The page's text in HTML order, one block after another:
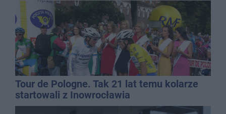
Tour de Pologne. Tak 21 lat temu kolarze
startowali z Inowrocławia